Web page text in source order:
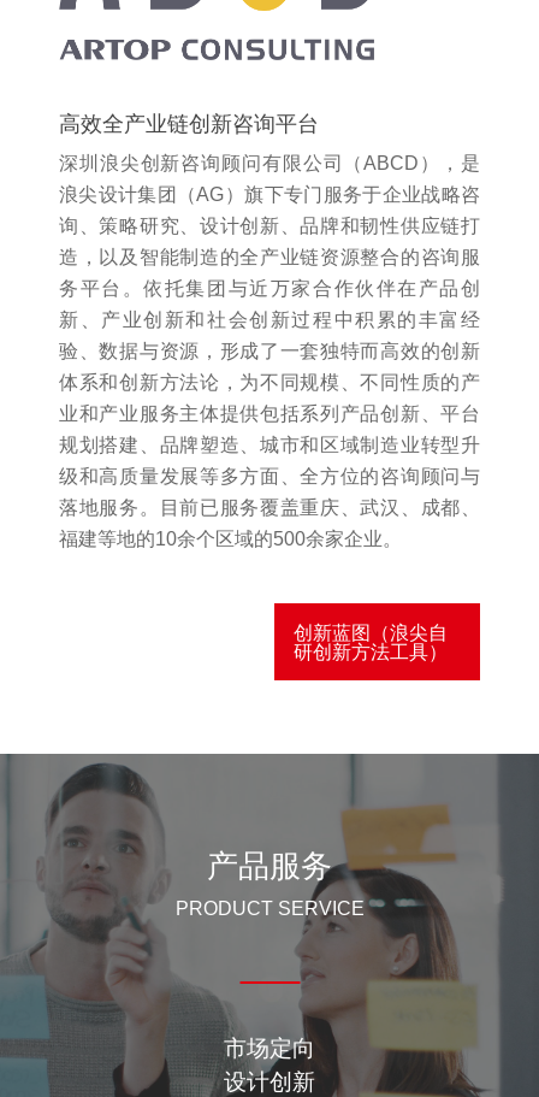
高效全产业链创新咨询平台
深圳浪尖创新咨询顾问有限公司（ABCD），是
浪尖设计集团（AG）旗下专门服务于企业战略咨
询、策略研究、设计创新、品牌和韧性供应链打
造，以及智能制造的全产业链资源整合的咨询服
务平台。依托集团与近万家合作伙伴在产品创
新、产业创新和社会创新过程中积累的丰富经
验、数据与资源，形成了一套独特而高效的创新
体系和创新方法论，为不同规模、不同性质的产
业和产业服务主体提供包括系列产品创新、平台
规划搭建、品牌塑造、城市和区域制造业转型升
级和高质量发展等多方面、全方位的咨询顾问与
落地服务。目前已服务覆盖重庆、武汉、成都、
福建等地的10余个区域的500余家企业。
创新蓝图（浪尖自
研创新方法工具）
产品服务
PRODUCT SERVICE
市场定向
设计创新